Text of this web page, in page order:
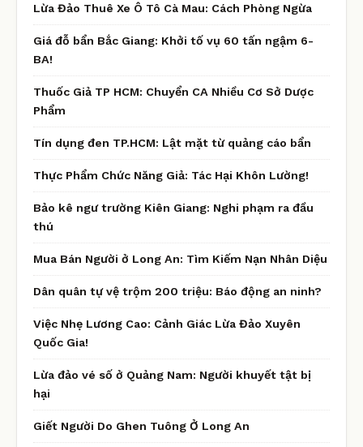
Lừa Đảo Thuê Xe Ô Tô Cà Mau: Cách Phòng Ngừa
Giá đỗ bẩn Bắc Giang: Khởi tố vụ 60 tấn ngậm 6-
BA!
Thuốc Giả TP HCM: Chuyển CA Nhiều Cơ Sở Dược
Phẩm
Tín dụng đen TP.HCM: Lật mặt từ quảng cáo bẩn
Thực Phẩm Chức Năng Giả: Tác Hại Khôn Lường!
Bảo kê ngư trường Kiên Giang: Nghi phạm ra đầu
thú
Mua Bán Người ở Long An: Tìm Kiếm Nạn Nhân Diệu
Dân quân tự vệ trộm 200 triệu: Báo động an ninh?
Việc Nhẹ Lương Cao: Cảnh Giác Lừa Đảo Xuyên
Quốc Gia!
Lừa đảo vé số ở Quảng Nam: Người khuyết tật bị
hại
Giết Người Do Ghen Tuông Ở Long An